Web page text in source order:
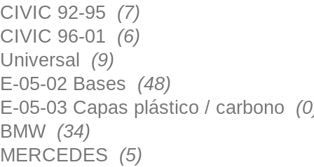
CIVIC 92-95 (7)
CIVIC 96-01 (6)
Universal (9)
E-05-02 Bases (48)
E-05-03 Capas plástico / carbono
BMW (34)
MERCEDES (5)